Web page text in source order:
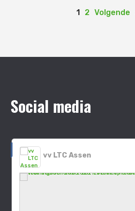
1 2 Volgende
Social media
vv LTC Assen